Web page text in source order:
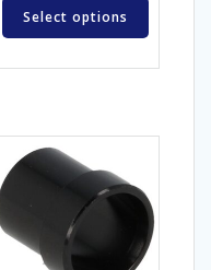
Select options